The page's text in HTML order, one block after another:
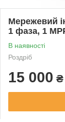
Мережевий
1 фаза, 1
В наявності
Роздріб
15 000 ₴